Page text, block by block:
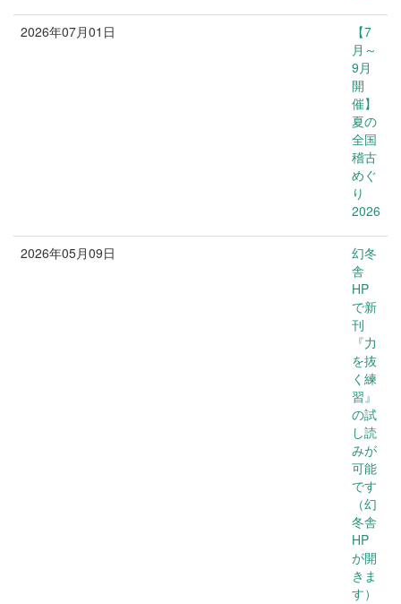
2026年07月01日
【7
月～
9月
開
催】
夏の
全国
稽古
めぐ
り
2026
2026年05月09日
幻冬
舎
HP
で新
刊
『力
を抜
く練
習』
の試
し読
みが
可能
です
（幻
冬舎
HP
が開
きま
す）